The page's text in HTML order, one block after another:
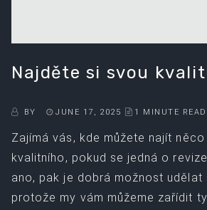
Najděte si svou
BY JUNE 17, 2025 1 MINUTE READ
Zajímá vás, kde můžete najít
kvalitního, pokud se jedná o
ano, pak je dobrá možnost udělat
protože my vám můžeme zařídit